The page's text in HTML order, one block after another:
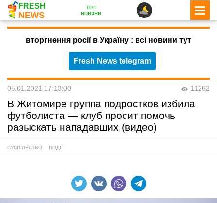
FRESH
NEWS
топ
новини
вторгнення росії в Україну : всі новини тут
Fresh News telegram
05.01.2021 17:13:00 11262
В Житомире группа подростков избила
футболиста — клуб просит помочь
разыскать нападавших (видео)
СУСПІЛЬСТВО ПОДІЇ